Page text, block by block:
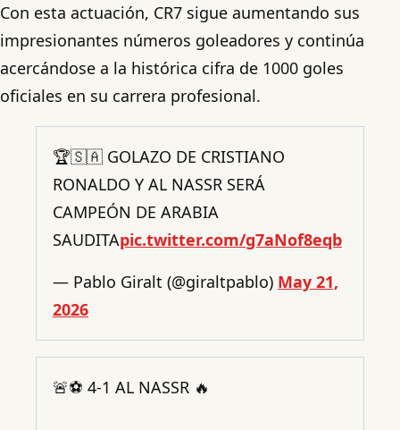
Con esta actuación, CR7 sigue aumentando sus
impresionantes números goleadores y continúa
acercándose a la histórica cifra de 1000 goles
oficiales en su carrera profesional.
🏆🇸🇦 GOLAZO DE CRISTIANO
RONALDO Y AL NASSR SERÁ
CAMPEÓN DE ARABIA
SAUDITApic.twitter.com/g7aNof8eqb
— Pablo Giralt (@giraltpablo) May 21,
2026
🚨⚽ 4-1 AL NASSR 🔥